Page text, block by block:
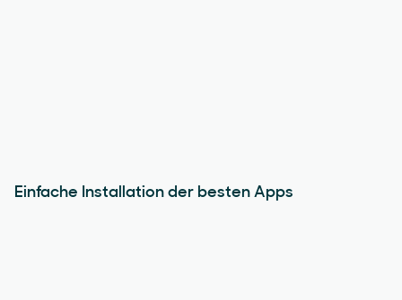
Einfache Installation der besten Apps